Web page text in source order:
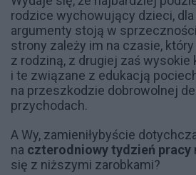
rodzice wychowujący dzieci,
argumenty stoją w
strony zależy im na czasie,
z rodziną, z drugiej zaś
i te związane z edukacją
na przeszkodzie dobrowolnej
przychodach.
A Wy, zamieniłybyście
na czterodniowy tydzień pracy
się z niższymi zarobkami?